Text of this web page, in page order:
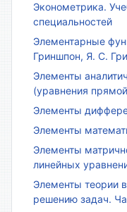
Эконометрика.
специальностей
Элементарные
Гриншпон, Я. С.
Элементы
(уравнения
Элементы
Элементы
Элементы
линейных
Элементы теории
решению задач.